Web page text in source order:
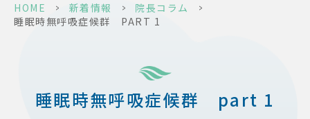
HOME > 新着情報 > 院長コラム
>
睡眠時無呼吸症候群 PART 1
睡眠時無呼吸症候群 part 1